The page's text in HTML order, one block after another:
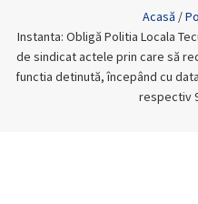
Acasă /
Instanta: Obligă Politia Locala
de sindicat actele prin care să
functia detinută, începând cu
respectiv